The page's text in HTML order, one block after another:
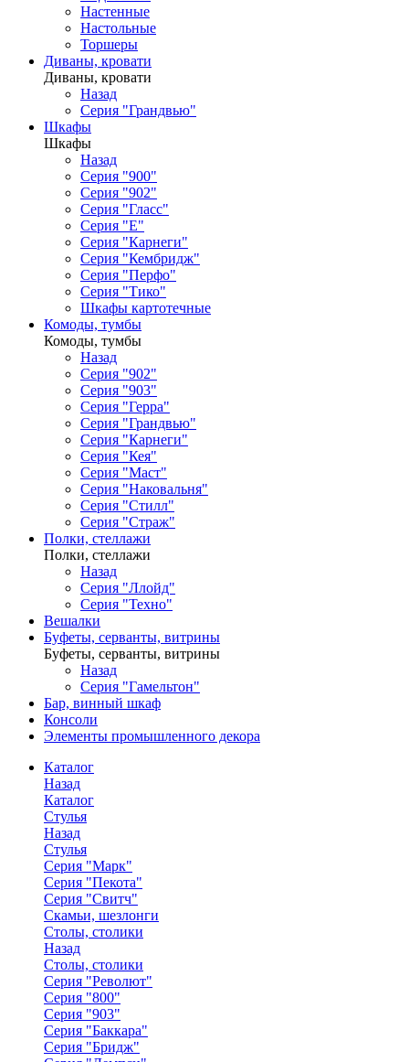
Настенные
Настольные
Торшеры
Диваны, кровати
Диваны, кровати
Назад
Серия "Грандвью"
Шкафы
Шкафы
Назад
Серия "900"
Серия "902"
Серия "Гласс"
Серия "Е"
Серия "Карнеги"
Серия "Кембридж"
Серия "Перфо"
Серия "Тико"
Шкафы картотечные
Комоды, тумбы
Комоды, тумбы
Назад
Серия "902"
Серия "903"
Серия "Герра"
Серия "Грандвью"
Серия "Карнеги"
Серия "Кея"
Серия "Маст"
Серия "Наковальня"
Серия "Стилл"
Серия "Страж"
Полки, стеллажи
Полки, стеллажи
Назад
Серия "Ллойд"
Серия "Техно"
Вешалки
Буфеты, серванты, витрины
Буфеты, серванты, витрины
Назад
Серия "Гамельтон"
Бар, винный шкаф
Консоли
Элементы промышленного декора
Каталог
Назад
Каталог
Стулья
Назад
Стулья
Серия "Марк"
Серия "Пекота"
Серия "Свитч"
Скамьи, шезлонги
Столы, столики
Назад
Столы, столики
Серия "Револют"
Серия "800"
Серия "903"
Серия "Баккара"
Серия "Бридж"